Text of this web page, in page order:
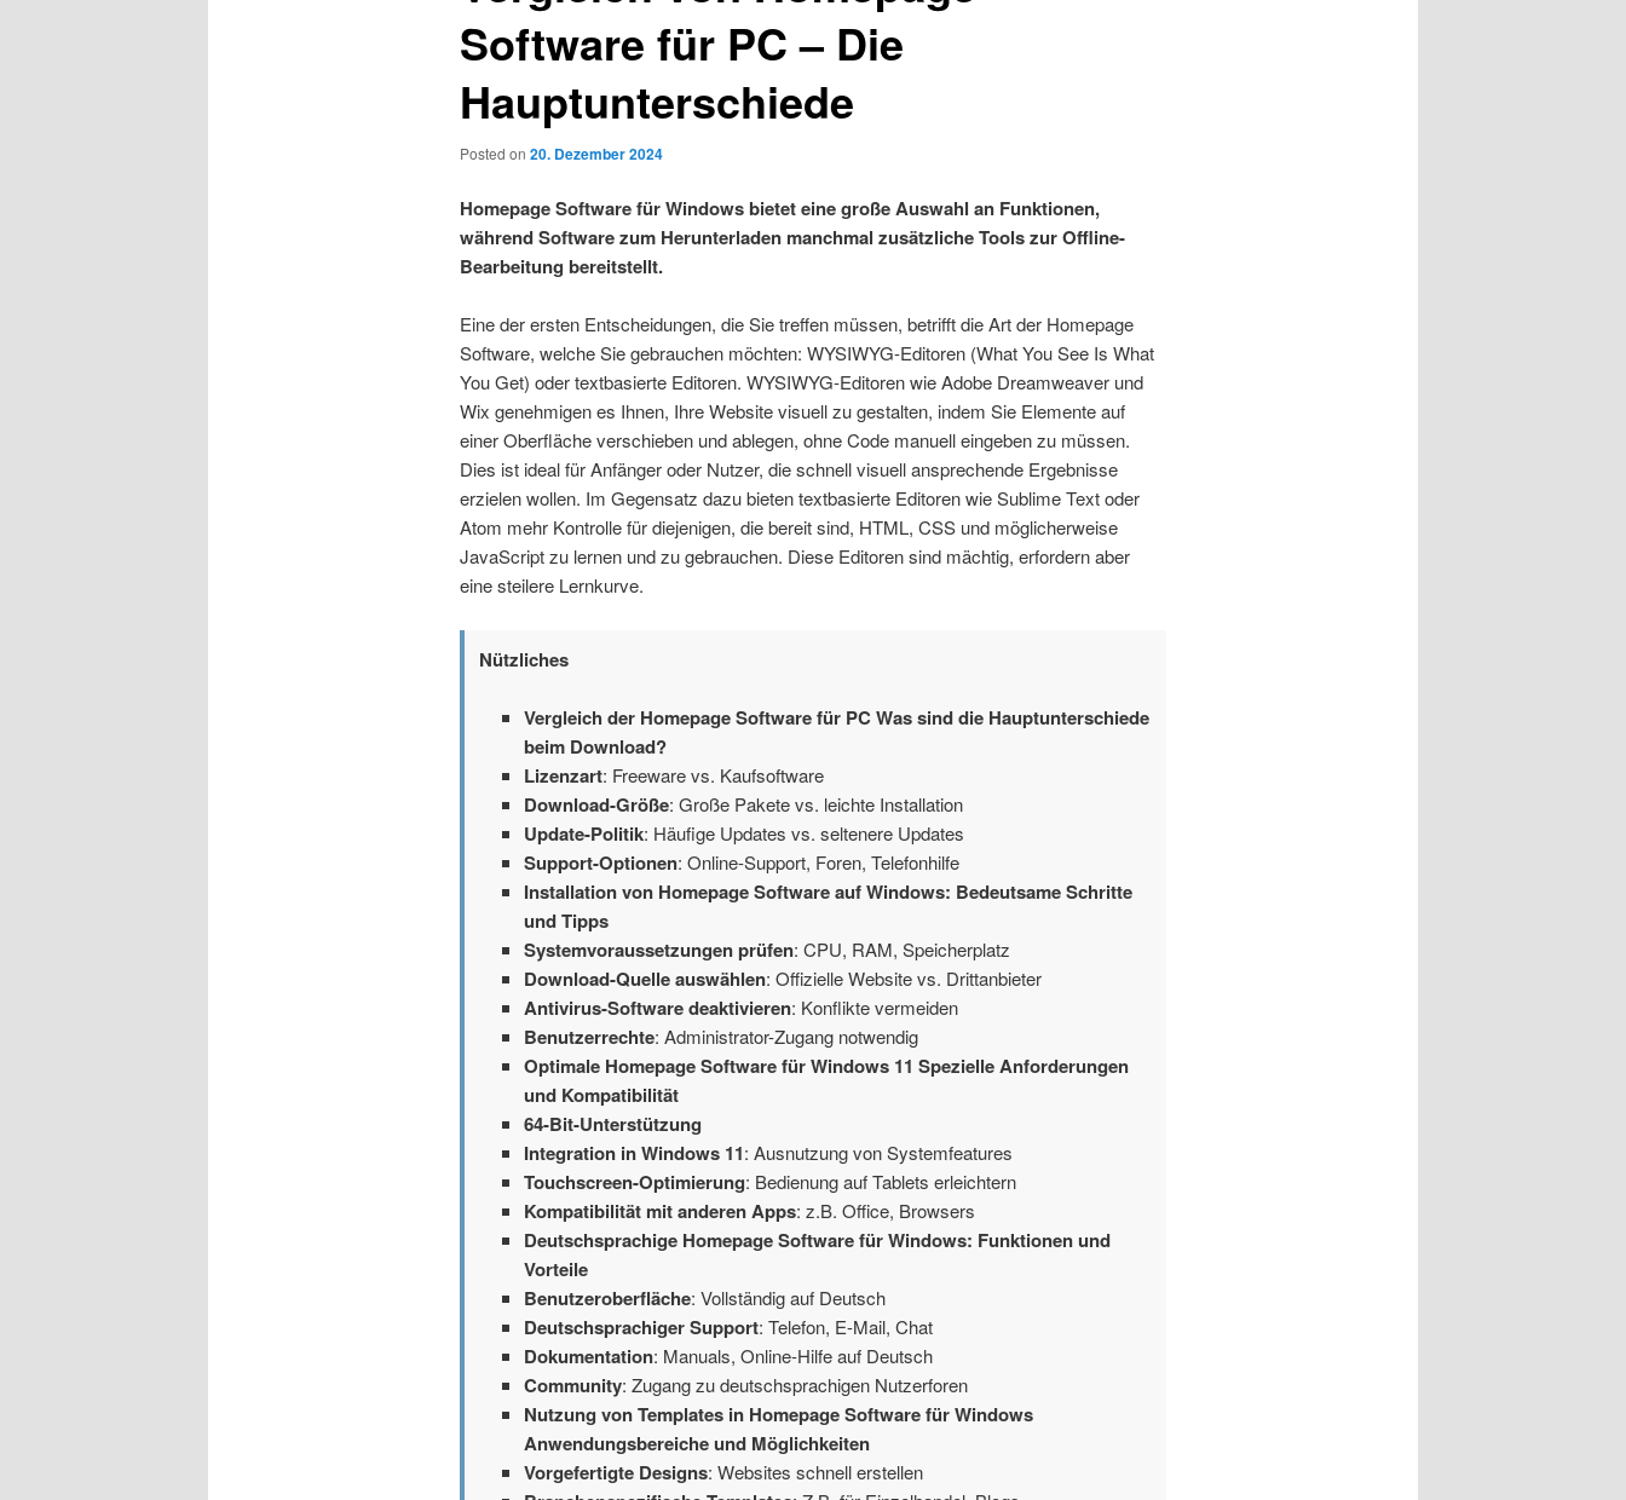
Software für PC – Die
Hauptunterschiede
Posted on 20. Dezember 2024
Homepage Software für Windows bietet eine große Auswahl an Funktionen,
während Software zum Herunterladen manchmal zusätzliche Tools zur Offline-
Bearbeitung bereitstellt.
Eine der ersten Entscheidungen, die Sie treffen müssen, betrifft die Art der Homepage
Software, welche Sie gebrauchen möchten: WYSIWYG-Editoren (What You See Is What
You Get) oder textbasierte Editoren. WYSIWYG-Editoren wie Adobe Dreamweaver und
Wix genehmigen es Ihnen, Ihre Website visuell zu gestalten, indem Sie Elemente auf
einer Oberfläche verschieben und ablegen, ohne Code manuell eingeben zu müssen.
Dies ist ideal für Anfänger oder Nutzer, die schnell visuell ansprechende Ergebnisse
erzielen wollen. Im Gegensatz dazu bieten textbasierte Editoren wie Sublime Text oder
Atom mehr Kontrolle für diejenigen, die bereit sind, HTML, CSS und möglicherweise
JavaScript zu lernen und zu gebrauchen. Diese Editoren sind mächtig, erfordern aber
eine steilere Lernkurve.
Nützliches
Vergleich der Homepage Software für PC Was sind die Hauptunterschiede
beim Download?
Lizenzart: Freeware vs. Kaufsoftware
Download-Größe: Große Pakete vs. leichte Installation
Update-Politik: Häufige Updates vs. seltenere Updates
Support-Optionen: Online-Support, Foren, Telefonhilfe
Installation von Homepage Software auf Windows: Bedeutsame Schritte
und Tipps
Systemvoraussetzungen prüfen: CPU, RAM, Speicherplatz
Download-Quelle auswählen: Offizielle Website vs. Drittanbieter
Antivirus-Software deaktivieren: Konflikte vermeiden
Benutzerrechte: Administrator-Zugang notwendig
Optimale Homepage Software für Windows 11 Spezielle Anforderungen
und Kompatibilität
64-Bit-Unterstützung
Integration in Windows 11: Ausnutzung von Systemfeatures
Touchscreen-Optimierung: Bedienung auf Tablets erleichtern
Kompatibilität mit anderen Apps: z.B. Office, Browsers
Deutschsprachige Homepage Software für Windows: Funktionen und
Vorteile
Benutzeroberfläche: Vollständig auf Deutsch
Deutschsprachiger Support: Telefon, E-Mail, Chat
Dokumentation: Manuals, Online-Hilfe auf Deutsch
Community: Zugang zu deutschsprachigen Nutzerforen
Nutzung von Templates in Homepage Software für Windows
Anwendungsbereiche und Möglichkeiten
Vorgefertigte Designs: Websites schnell erstellen